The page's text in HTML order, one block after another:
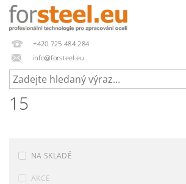
+420 725 484 284
info@forsteel.eu
15
NA SKLADĚ
AKCE